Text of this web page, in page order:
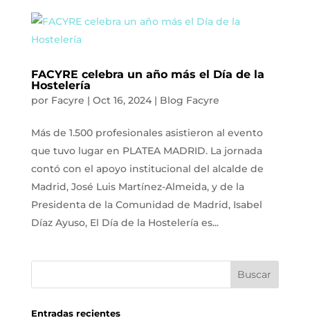
FACYRE celebra un año más el Día de la
Hostelería
por Facyre | Oct 16, 2024| Blog Facyre
Más de 1.500 profesionales asistieron al evento
que tuvo lugar en PLATEA MADRID. La jornada
contó con el apoyo institucional del alcalde de
Madrid, José Luis Martínez-Almeida, y de la
Presidenta de la Comunidad de Madrid, Isabel
Díaz Ayuso, El Día de la Hostelería es...
Entradas recientes